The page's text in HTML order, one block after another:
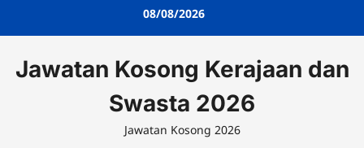
08/08/2026
Jawatan Kosong Kerajaan dan
Swasta 2026
Jawatan Kosong 2026